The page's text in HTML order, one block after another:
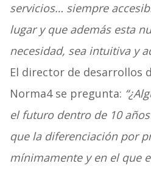
servicios… siempre
lugar y que además esta
necesidad, sea intuitiva y
El director de desarrollos
Norma4 se pregunta:
el futuro dentro de 10
que la diferenciación por
mínimamente y en el que